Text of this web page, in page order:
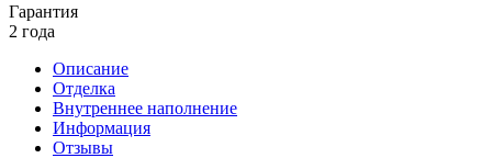
Гарантия
2 года
Описание
Отделка
Внутреннее наполнение
Информация
Отзывы